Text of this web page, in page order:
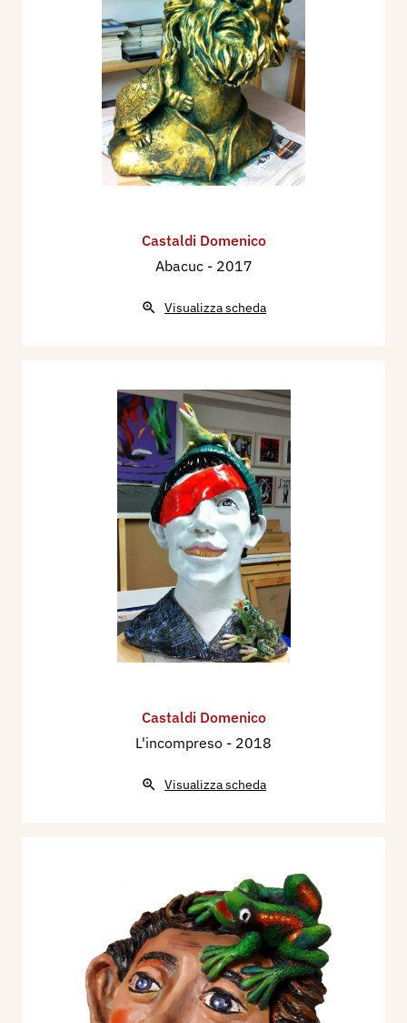
Castaldi Domenico
Abacuc - 2017
Visualizza scheda
Castaldi Domenico
L'incompreso - 2018
Visualizza scheda